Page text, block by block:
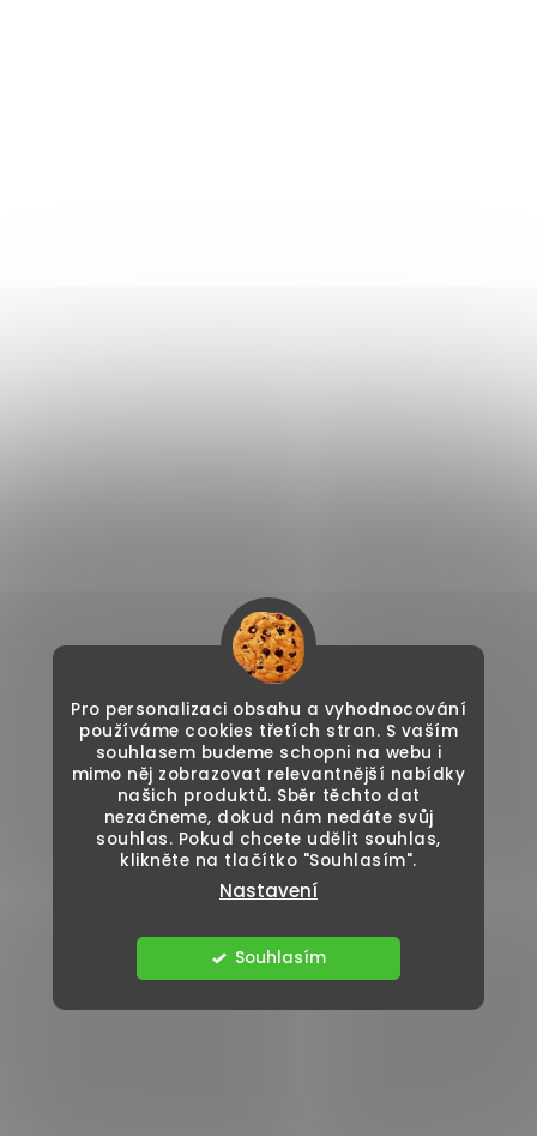
Pro personalizaci obsahu a vyhodnocování
používáme cookies třetích stran. S vaším
souhlasem budeme schopni na webu i
mimo něj zobrazovat relevantnější nabídky
našich produktů. Sběr těchto dat
nezačneme, dokud nám nedáte svůj
souhlas. Pokud chcete udělit souhlas,
klikněte na tlačítko "Souhlasím".
Nastavení
Souhlasím